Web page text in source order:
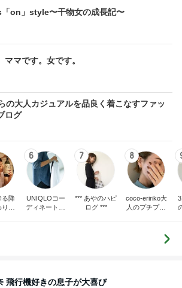
on」style〜干物女の成長記〜
ママです。女です。
の大人カジュアルを品良く着こなすファッ
ログ
る降
り
6
UNIQLOコー
ディネート日
7
*** あやのハピ
ログ ***
8
coco-eririko大
人のプチプラ
飛行機好きの息子が大喜び